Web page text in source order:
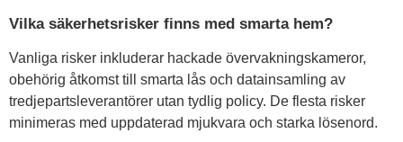
Vilka säkerhetsrisker finns med smarta hem?
Vanliga risker inkluderar hackade övervakningskameror,
obehörig åtkomst till smarta lås och datainsamling av
tredjepartsleverantörer utan tydlig policy. De flesta risker
minimeras med uppdaterad mjukvara och starka lösenord.